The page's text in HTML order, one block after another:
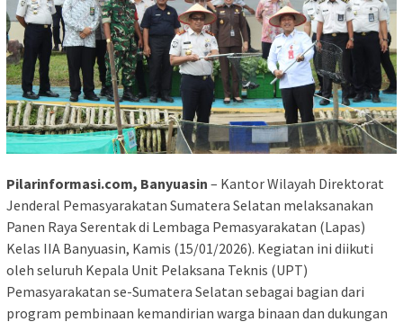
Pilarinformasi.com, Banyuasin – Kantor Wilayah Direktorat
Jenderal Pemasyarakatan Sumatera Selatan melaksanakan
Panen Raya Serentak di Lembaga Pemasyarakatan (Lapas)
Kelas IIA Banyuasin, Kamis (15/01/2026). Kegiatan ini diikuti
oleh seluruh Kepala Unit Pelaksana Teknis (UPT)
Pemasyarakatan se-Sumatera Selatan sebagai bagian dari
program pembinaan kemandirian warga binaan dan dukungan